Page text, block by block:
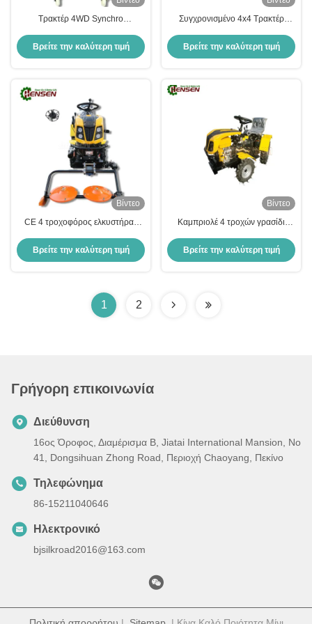
Τρακτέρ 4WD Synchro
τροχών με συσσωρευτή ζιζανίων
Βρείτε την καλύτερη τιμή
Συγχρονισμένο 4x4 Τρακτέρ
Οδηγού και 3 Δίσκο Κόφτης
Βρείτε την καλύτερη τιμή
Βίντεο
CE 4 τροχοφόρος ελκυστήρας
ελκυστήρας
Βρείτε την καλύτερη τιμή
Βίντεο
Καμπριολέ 4 τροχών γρασίδι
μίνι ελκυστήρες
Βρείτε την καλύτερη τιμή
1 2
Γρήγορη επικοινωνία
Διεύθυνση
16ος Όροφος, Διαμέρισμα Β, Jiatai International Mansion, No
41, Dongsihuan Zhong Road, Περιοχή Chaoyang, Πεκίνο
Τηλεφώνημα
86-15211040646
Ηλεκτρονικό
bjsilkroad2016@163.com